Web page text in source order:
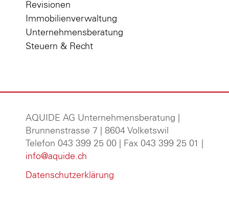
Revisionen
Immobilienverwaltung
Unternehmensberatung
Steuern & Recht
AQUIDE AG Unternehmensberatung
Brunnenstrasse 7 | 8604 Volketswil
Telefon 043 399 25 00 | Fax 043 399 25 01 |
info@aquide.ch
Datenschutzerklärung